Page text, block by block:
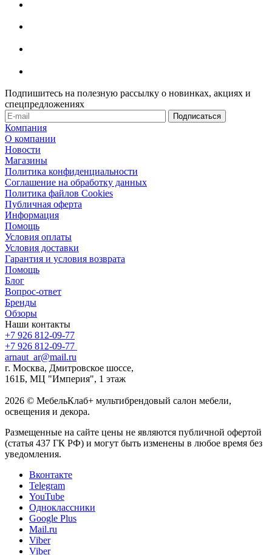
Подпишитесь на полезную рассылку о новинках, акциях и
спецпредложениях
Компания
О компании
Новости
Магазины
Политика конфиденциальности
Соглашение на обработку данных
Политика файлов Cookies
Публичная оферта
Информация
Помощь
Условия оплаты
Условия доставки
Гарантия и условия возврата
Помощь
Блог
Вопрос-ответ
Бренды
Обзоры
Наши контакты
+7 926 812-09-77
+7 926 812-09-77
arnaut_ar@mail.ru
г. Москва, Дмитровское шоссе,
161Б, МЦ "Империя", 1 этаж
2026 © МебельКлаб+ мультибрендовый салон мебели,
освещения и декора.
Размещенные на сайте цены не являются публичной офертой
(статья 437 ГК РФ) и могут быть изменены в любое время без
уведомления.
Вконтакте
Telegram
YouTube
Одноклассники
Google Plus
Mail.ru
Viber
Viber